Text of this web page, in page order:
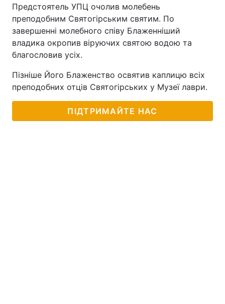
Предстоятель УПЦ очолив молебень
преподобним Святогірським святим. По
завершенні молебного співу Блаженніший
владика окропив віруючих святою водою та
благословив усіх.
Пізніше Його Блаженство освятив каплицю всіх
преподобних отців Святогірських у Музеї лаври.
ПІДТРИМАЙТЕ НАС